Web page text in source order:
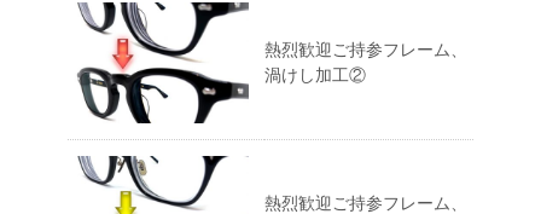
熱烈歓迎ご持参フレーム、
渦けし加工②
熱烈歓迎ご持参フレーム、